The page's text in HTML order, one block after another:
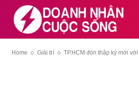
Home Giải trí TP.HCM đón thập kỷ mới